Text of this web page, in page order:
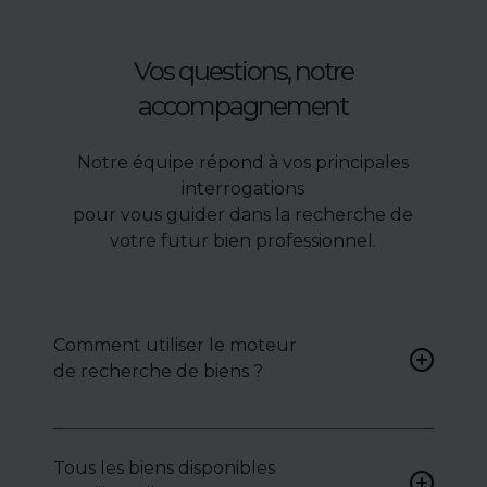
Vos questions, notre
accompagnement
Notre équipe répond à vos principales
interrogations
pour vous guider dans la recherche de
votre futur bien professionnel.
Comment utiliser le moteur
de recherche de biens ?
pour accéder à une liste de
Tous les biens disponibles